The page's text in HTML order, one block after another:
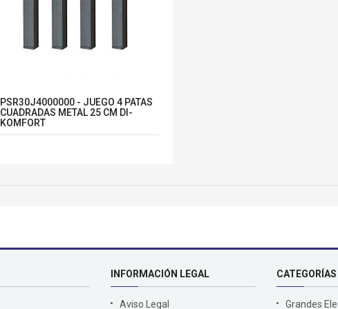
PSR30J4000000 - JUEGO 4 PATAS
CUADRADAS METAL 25 CM DI-
KOMFORT
INFORMACIÓN LEGAL
Aviso Legal
CATEGORÍAS
Grandes